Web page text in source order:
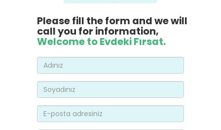
Please fill the form and we will
call you for information,
Welcome to Evdeki Fırsat.